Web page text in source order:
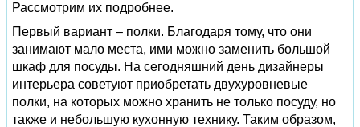
Рассмотрим их подробнее.
Первый вариант – полки. Благодаря тому, что они
занимают мало места, ими можно заменить большой
шкаф для посуды. На сегодняшний день дизайнеры
интерьера советуют приобретать двухуровневые
полки, на которых можно хранить не только посуду, но
также и небольшую кухонную технику. Таким образом,